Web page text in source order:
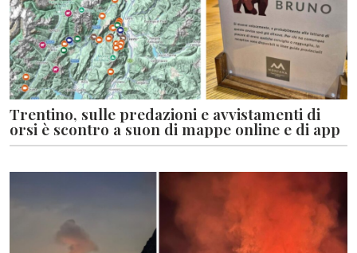
Trentino, sulle predazioni e avvistamenti di
orsi è scontro a suon di mappe online e di app